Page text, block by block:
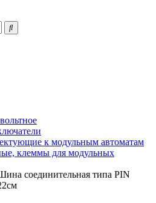
к модульным автоматам
клеммы для модульных
соединительная типа PIN